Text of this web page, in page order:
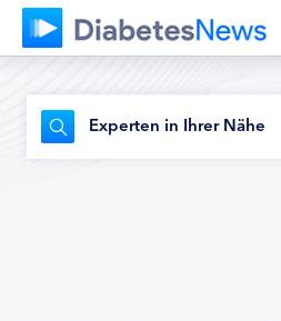
Experten in Ihrer Nähe